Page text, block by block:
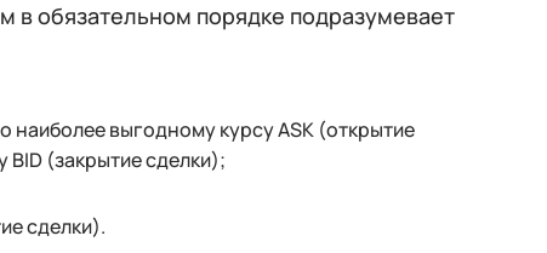
в обязательном порядке подразумевает
наиболее выгодному курсу ASK (открытие
(закрытие сделки);
сделки).